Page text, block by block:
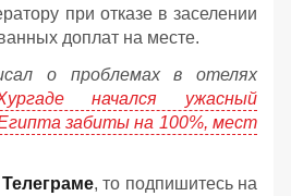
при отказе в заселении
доплат на месте.
о проблемах в отелях
начался ужасный
забиты на 100%, мест
Телеграме, то подпишитесь на